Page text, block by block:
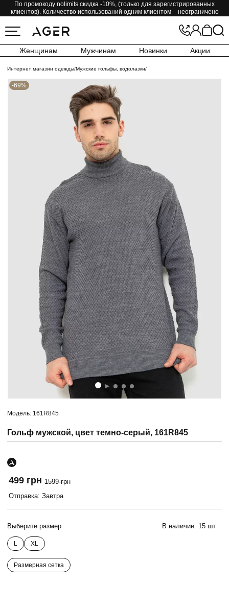
По промокоду nolimits скидка -10%, (только для зарегистрированных
клиентов). Количество использований одним клиентом – неограничено
Женщинам Мужчинам Новинки Акции
Интернет магазин одежды/Мужские гольфы, водолазки/
-69%
Модель: 161R845
Гольф мужской, цвет темно-серый, 161R845
499 грн 1599 грн
Отправка: Завтра
Выберите размер В наличии: 15 шт
L XL
Размерная сетка